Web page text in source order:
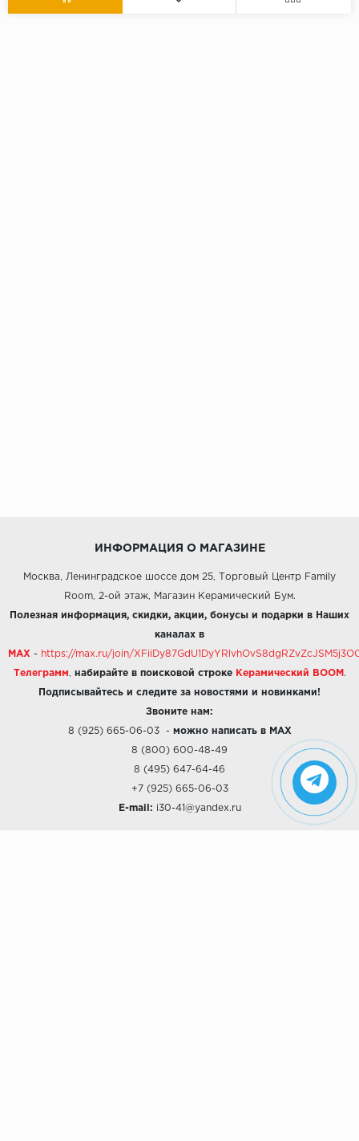
ИНФОРМАЦИЯ О МАГАЗИНЕ
Москва, Ленинградское шоссе дом 25, Торговый Центр Family
Room, 2-ой этаж, Магазин Керамический Бум.
Полезная информация, скидки, акции, бонусы и подарки в Наших
каналах в
MAX - https://max.ru/join/
Телеграмм набирайте в поисковой строке Керамический BOOM .
Подписывайтесь и следите за новостями и новинками!
Звоните нам:
8 (925) 665-06-03- можно написать в MAX
8 (800) 600-48-49
8 (495) 647-64-46
+7 (925) 665-06-03
E-mail: i30-41@yandex.ru